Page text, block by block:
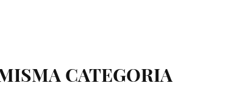
CATEGORIA